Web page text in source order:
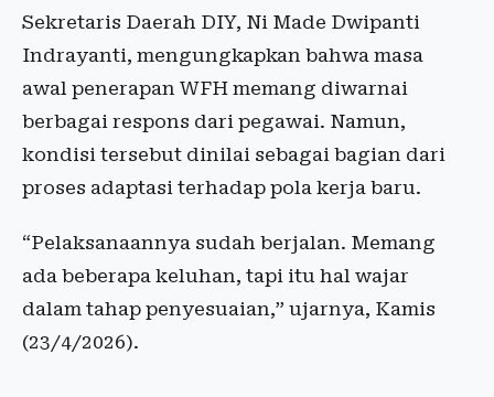
Sekretaris Daerah DIY, Ni Made Dwipanti
Indrayanti, mengungkapkan bahwa masa
awal penerapan WFH memang diwarnai
berbagai respons dari pegawai. Namun,
kondisi tersebut dinilai sebagai bagian dari
proses adaptasi terhadap pola kerja baru.
“Pelaksanaannya sudah berjalan. Memang
ada beberapa keluhan, tapi itu hal wajar
dalam tahap penyesuaian,” ujarnya, Kamis
(23/4/2026).